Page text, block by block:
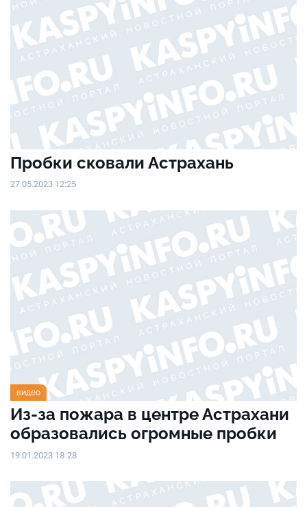
Пробки сковали Астрахань
27.05.2023 12:25
видео
Из-за пожара в центре Астрахани
образовались огромные пробки
19.01.2023 18:28